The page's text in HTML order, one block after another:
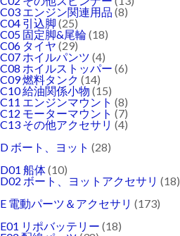
C03 エンジン関連用品 (8)
C04 引込脚 (25)
C05 固定脚&尾輪(18)
C06 タイヤ (29)
C07 ホイルパンツ (4)
C08 ホイルストッパー (6)
C09 燃料タンク (14)
C10 給油関係小物 (15)
C11 エンジンマウント (8)
C12 モーターマウント (7)
C13 その他アクセサリ (4)
D ボート、ヨット (28)
D01 船体 (10)
D02 ボート、ヨットアクセサリ (18)
E 電動パーツ＆アクセサリ (173)
E01 リポバッテリー (18)